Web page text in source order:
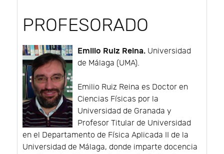
PROFESORADO
Emilio Ruiz Reina. Universidad
de Málaga (UMA).
Emilio Ruiz Reina es Doctor en
Ciencias Físicas por la
Universidad de Granada y
Profesor Titular de Universidad
en el Departamento de Física Aplicada II de la
Universidad de Málaga, donde imparte docencia